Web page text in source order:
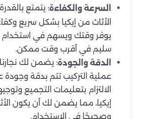
السرعة والكفاءة: يتمتع
الأثاث من إيكيا بشكل سريع
يوفر وقتك ويسهم في استخدام
سليم في أقرب وقت ممكن.
الدقة والجودة: يضمن لك
عملية التركيب تتم بدقة وجودة
الالتزام بتعليمات التجميع
إيكيا، مما يضمن لك أن يكون
وصحيحًا في الاستخدام.